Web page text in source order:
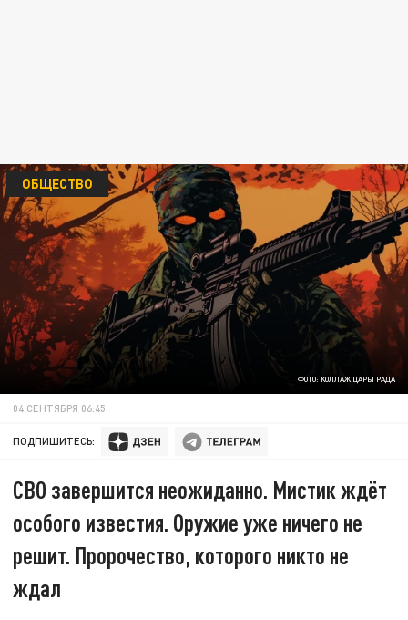
ФОТО: КОЛЛАЖ ЦАРЬГРАДА
ОБЩЕСТВО
04 СЕНТЯБРЯ 06:45
ПОДПИШИТЕСЬ:
СВО завершится неожиданно. Мистик ждёт
особого известия. Оружие уже ничего не
решит. Пророчество, которого никто не
ждал